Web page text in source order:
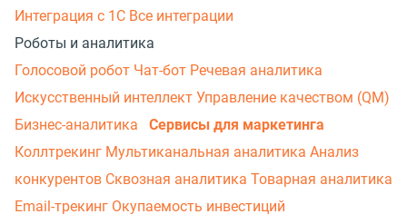
Интеграция с 1С Все интеграции
Роботы и аналитика
Голосовой робот Чат-бот Речевая аналитика
Искусственный интеллект Управление качеством (QM)
Бизнес-аналитика
Сервисы для маркетинга
Коллтрекинг Мультиканальная аналитика Анализ
конкурентов Сквозная аналитика Товарная аналитика
Email-трекинг Окупаемость инвестиций